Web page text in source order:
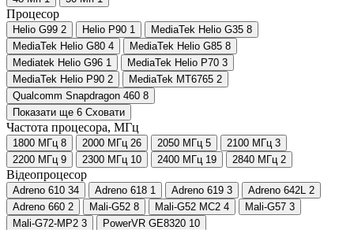
Процесор
Helio G99 2 Helio P90 1 MediaTek Helio G35 8
MediaTek Helio G80 4 MediaTek Helio G85 8
Mediatek Helio G96 1 MediaTek Helio P70 3
MediaTek Helio P90 2 MediaTek MT6765 2
Qualcomm Snapdragon 460 8
Показати ще 6 Сховати
Частота процесора, МГц
1800 МГц 8 2000 МГц 26 2050 МГц 5 2100 МГц 3
2200 МГц 9 2300 МГц 10 2400 МГц 19 2840 МГц 2
Відеопроцесор
Adreno 610 34 Adreno 618 1 Adreno 619 3 Adreno 642L
2
Adreno 660 2 Mali-G52 8 Mali-G52 MC2 4 Mali-G57 3
Mali-G72-MP2 3 PowerVR GE8320 10